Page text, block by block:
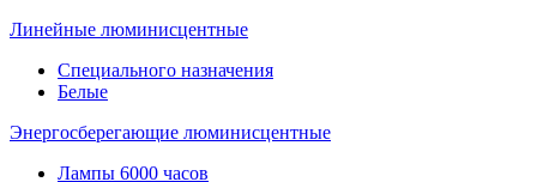
Линейные люминисцентные
Специального назначения
Белые
Энергосберегающие люминисцентные
Лампы 6000 часов